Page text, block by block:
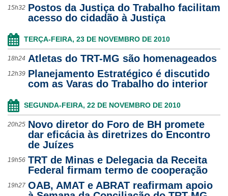
15h32 Postos da Justiça do Trabalho facilitam
acesso do cidadão à Justiça
TERÇA-FEIRA, 23 DE NOVEMBRO DE 2010
18h24 Atletas do TRT-MG são homenageados
12h39 Planejamento Estratégico é discutido
com as Varas do Trabalho do interior
SEGUNDA-FEIRA, 22 DE NOVEMBRO DE 2010
20h25 Novo diretor do Foro de BH promete
dar eficácia às diretrizes do Encontro
de Juízes
19h56 TRT de Minas e Delegacia da Receita
Federal firmam termo de cooperação
19h27 OAB, AMAT e ABRAT reafirmam apoio